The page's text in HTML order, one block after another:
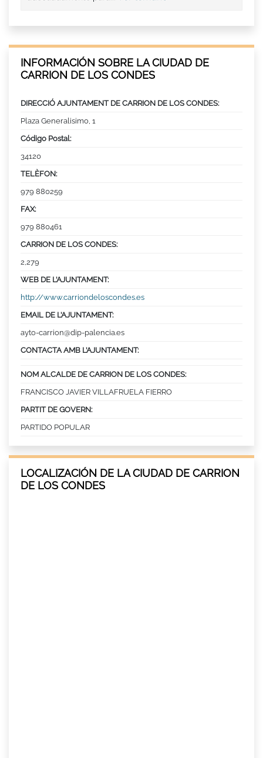
INFORMACIÓN SOBRE LA CIUDAD DE
CARRION DE LOS CONDES
DIRECCIÓ AJUNTAMENT DE CARRION DE LOS CONDES:
Plaza Generalisimo, 1
Código Postal:
34120
TELÈFON:
979 880259
FAX:
979 880461
CARRION DE LOS CONDES:
2,279
WEB DE L’AJUNTAMENT:
http://www.carriondeloscondes.es
EMAIL DE L’AJUNTAMENT:
ayto-carrion@dip-palencia.es
CONTACTA AMB L’AJUNTAMENT:
NOM ALCALDE DE CARRION DE LOS CONDES:
FRANCISCO JAVIER VILLAFRUELA FIERRO
PARTIT DE GOVERN:
PARTIDO POPULAR
LOCALIZACIÓN DE LA CIUDAD DE CARRION
DE LOS CONDES